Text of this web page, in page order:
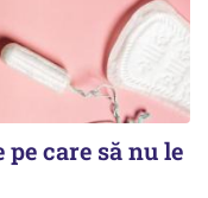
care să nu le